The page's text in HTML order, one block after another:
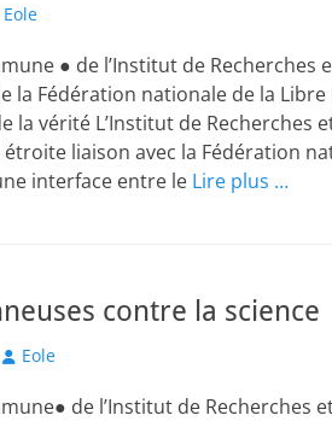
Eole
● de l’Institut de Recherches
la Fédération nationale de la
la vérité L’Institut de Recherches
étroite liaison avec la Fédération
interface entre le Lire plus …
contre la science
Author
Eole
de l’Institut de Recherches